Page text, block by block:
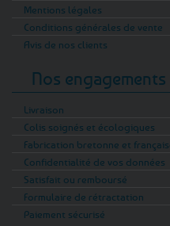
Mentions légales
Conditions générales de vente
Avis de nos clients
Nos engagements
Livraison
Colis soignés et écologiques
Fabrication bretonne et
Confidentialité de vos données
Satisfait ou remboursé
Formulaire de rétractation
Paiement sécurisé